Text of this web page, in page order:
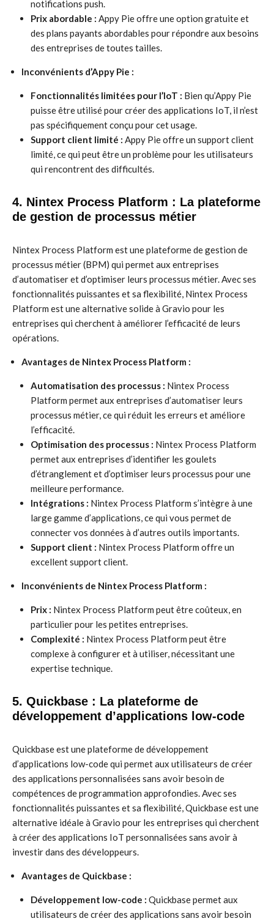
notifications push.
Prix abordable : Appy Pie offre une option gratuite et
des plans payants abordables pour répondre aux besoins
des entreprises de toutes tailles.
Inconvénients d’Appy Pie :
Fonctionnalités limitées pour l’IoT : Bien qu’Appy Pie
puisse être utilisé pour créer des applications IoT, il n’est
pas spécifiquement conçu pour cet usage.
Support client limité : Appy Pie offre un support client
limité, ce qui peut être un problème pour les utilisateurs
qui rencontrent des difficultés.
4. Nintex Process Platform : La plateforme
de gestion de processus métier
Nintex Process Platform est une plateforme de gestion de
processus métier (BPM) qui permet aux entreprises
d’automatiser et d’optimiser leurs processus métier. Avec ses
fonctionnalités puissantes et sa flexibilité, Nintex Process
Platform est une alternative solide à Gravio pour les
entreprises qui cherchent à améliorer l’efficacité de leurs
opérations.
Avantages de Nintex Process Platform :
Automatisation des processus : Nintex Process
Platform permet aux entreprises d’automatiser leurs
processus métier, ce qui réduit les erreurs et améliore
l’efficacité.
Optimisation des processus : Nintex Process Platform
permet aux entreprises d’identifier les goulets
d’étranglement et d’optimiser leurs processus pour une
meilleure performance.
Intégrations : Nintex Process Platform s’intègre à une
large gamme d’applications, ce qui vous permet de
connecter vos données à d’autres outils importants.
Support client : Nintex Process Platform offre un
excellent support client.
Inconvénients de Nintex Process Platform :
Prix : Nintex Process Platform peut être coûteux, en
particulier pour les petites entreprises.
Complexité : Nintex Process Platform peut être
complexe à configurer et à utiliser, nécessitant une
expertise technique.
5. Quickbase : La plateforme de
développement d’applications low-code
Quickbase est une plateforme de développement
d’applications low-code qui permet aux utilisateurs de créer
des applications personnalisées sans avoir besoin de
compétences de programmation approfondies. Avec ses
fonctionnalités puissantes et sa flexibilité, Quickbase est une
alternative idéale à Gravio pour les entreprises qui cherchent
à créer des applications IoT personnalisées sans avoir à
investir dans des développeurs.
Avantages de Quickbase :
Développement low-code : Quickbase permet aux
utilisateurs de créer des applications sans avoir besoin